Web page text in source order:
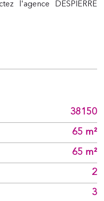
l'agence DESPIERRE
38150
65 m²
65 m²
2
3